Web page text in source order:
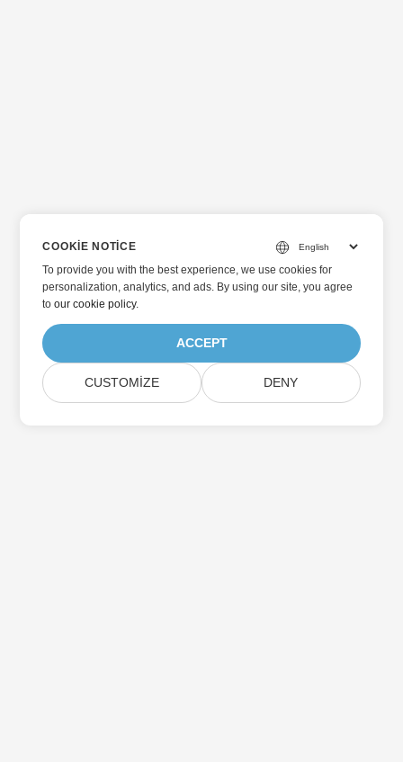
COOKIE NOTICE
To provide you with the best experience, we use cookies for
personalization, analytics, and ads. By using our site, you agree
toour cookie policy.
ACCEPT
CUSTOMIZE DENY